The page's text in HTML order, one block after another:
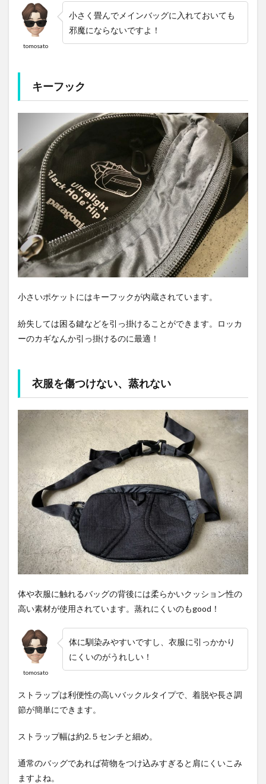
tomosato
小さく畳んでメインバッグに入れておいても
邪魔にならないですよ！
キーフック
小さいポケットにはキーフックが内蔵されています。
紛失しては困る鍵などを引っ掛けることができます。ロッカ
ーのカギなんか引っ掛けるのに最適！
衣服を傷つけない、蒸れない
体や衣服に触れるバッグの背後には柔らかいクッション性の
高い素材が使用されています。蒸れにくいのもgood！
tomosato
体に馴染みやすいですし、衣服に引っかかり
にくいのがうれしい！
ストラップは利便性の高いバックルタイプで、着脱や長さ調
節が簡単にできます。
ストラップ幅は約2.５センチと細め。
通常のバッグであれば荷物をつけ込みすぎると肩にくいこみ
ますよね。